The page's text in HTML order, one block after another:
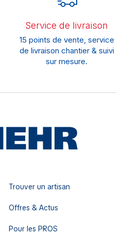
Service de livraison
15 points de vente, service
de livraison chantier & suivi
sur mesure.
Trouver un artisan
Offres & Actus
Pour les PROS